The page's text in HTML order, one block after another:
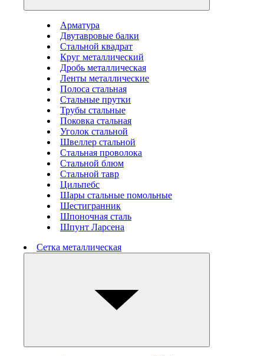
Арматура
Двутавровые балки
Стальной квадрат
Круг металлический
Дробь металлическая
Ленты металлические
Полоса стальная
Стальные прутки
Трубы стальные
Поковка стальная
Уголок стальной
Швеллер стальной
Стальная проволока
Стальной блюм
Стальной тавр
Цильпебс
Шары стальные помольные
Шестигранник
Шпоночная сталь
Шпунт Ларсена
Сетка металлическая